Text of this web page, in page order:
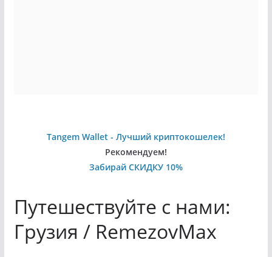
Tangem Wallet - Лучший криптокошелек!
Рекомендуем!
Забирай СКИДКУ 10%
Путешествуйте с нами:
Грузия / RemezovMax